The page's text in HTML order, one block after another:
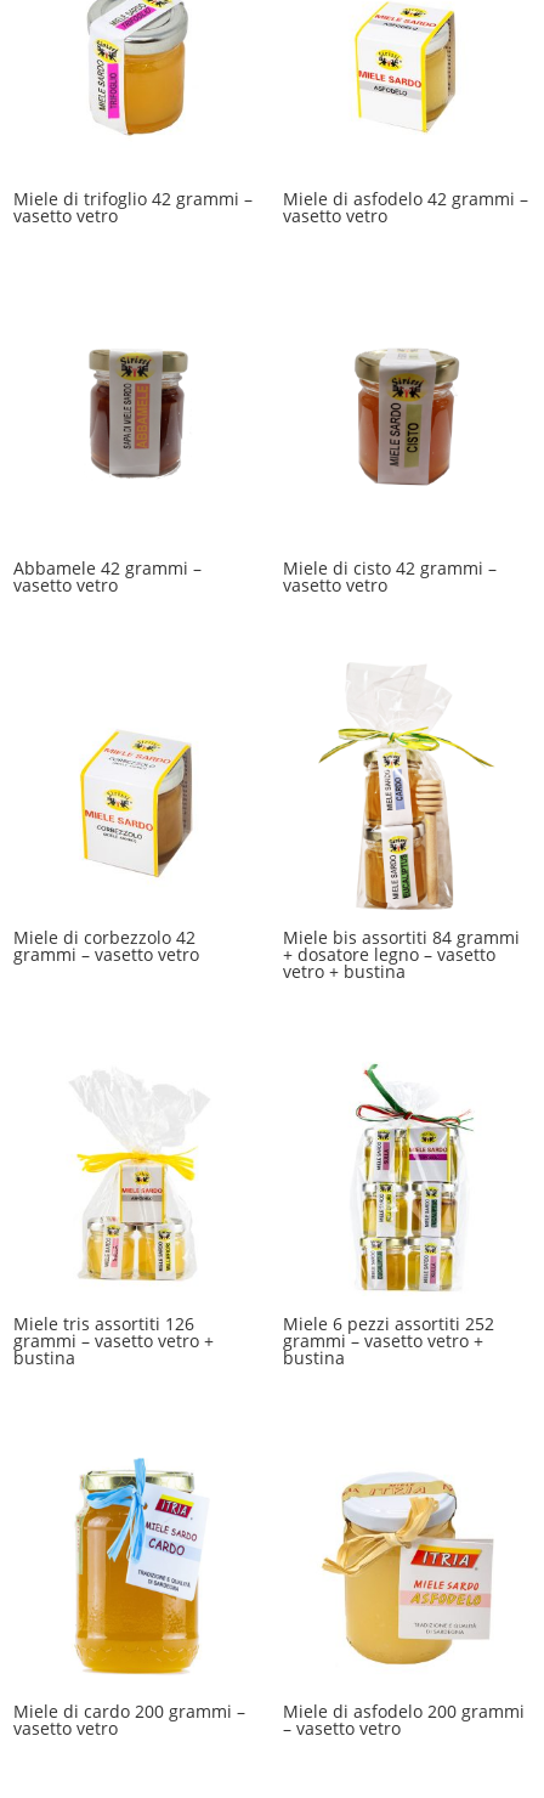
Miele di trifoglio 42 grammi –
vasetto vetro
Miele di asfodelo 42 grammi –
vasetto vetro
Abbamele 42 grammi –
vasetto vetro
Miele di cisto 42 grammi –
vasetto vetro
Miele di corbezzolo 42
grammi – vasetto vetro
Miele bis assortiti 84 grammi
+ dosatore legno – vasetto
vetro + bustina
Miele tris assortiti 126
grammi – vasetto vetro +
bustina
Miele 6 pezzi assortiti 252
grammi – vasetto vetro +
bustina
Miele di cardo 200 grammi –
vasetto vetro
Miele di asfodelo 200 grammi
– vasetto vetro